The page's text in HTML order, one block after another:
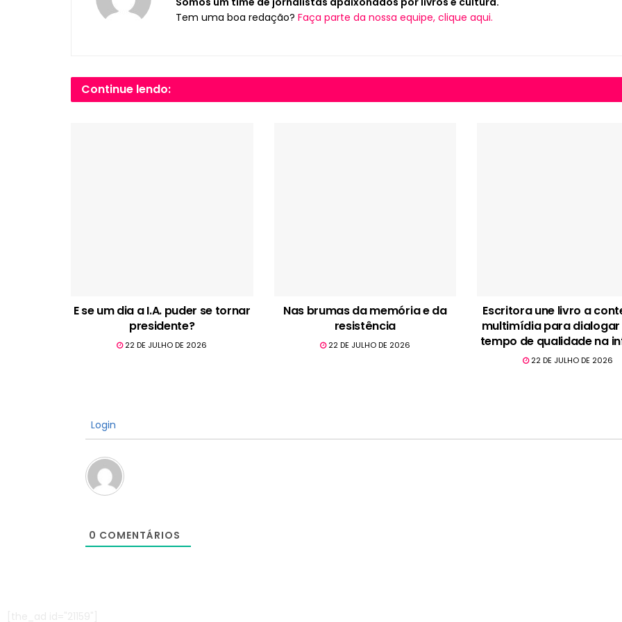
Tem uma boa redação? Faça parte da nossa equipe, clique aqui.
Continue lendo:
E se um dia a I.A. puder se tornar
presidente?
22 DE JULHO DE 2026
Nas brumas da memória e da
resistência
22 DE JULHO DE 2026
Escritora une livro a
multimídia para
tempo de qualidade na
22 DE JULHO DE 2026
Login
0 COMENTÁRIOS